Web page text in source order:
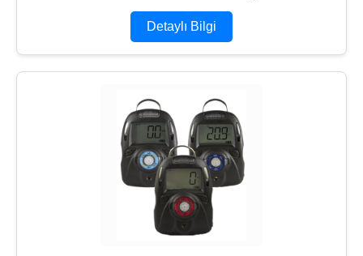
Detaylı Bilgi